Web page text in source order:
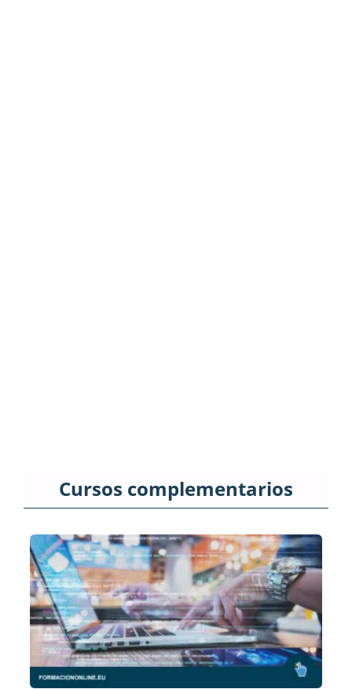
Cursos complementarios